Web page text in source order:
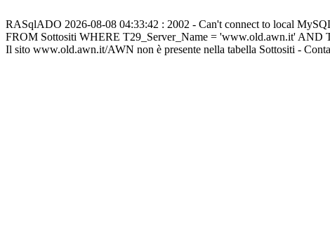
RASqlADO 2026-08-08 04:33:42 : 2002 - Can't connect to local
FROM Sottositi WHERE T29_Server_Name = 'www.old.awn.it' AND
Il sito www.old.awn.it/AWN non è presente nella tabella Sottositi -